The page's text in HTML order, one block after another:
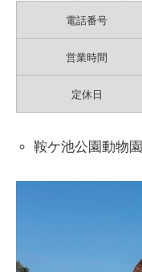
電話番号
営業時間
定休日
鞍ケ池公園動物園